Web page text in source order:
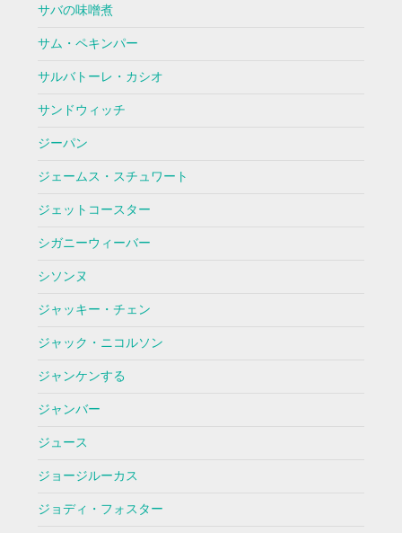
サバの味噌煮
サム・ペキンパー
サルバトーレ・カシオ
サンドウィッチ
ジーパン
ジェームス・スチュワート
ジェットコースター
シガニーウィーバー
シソンヌ
ジャッキー・チェン
ジャック・ニコルソン
ジャンケンする
ジャンバー
ジュース
ジョージルーカス
ジョディ・フォスター